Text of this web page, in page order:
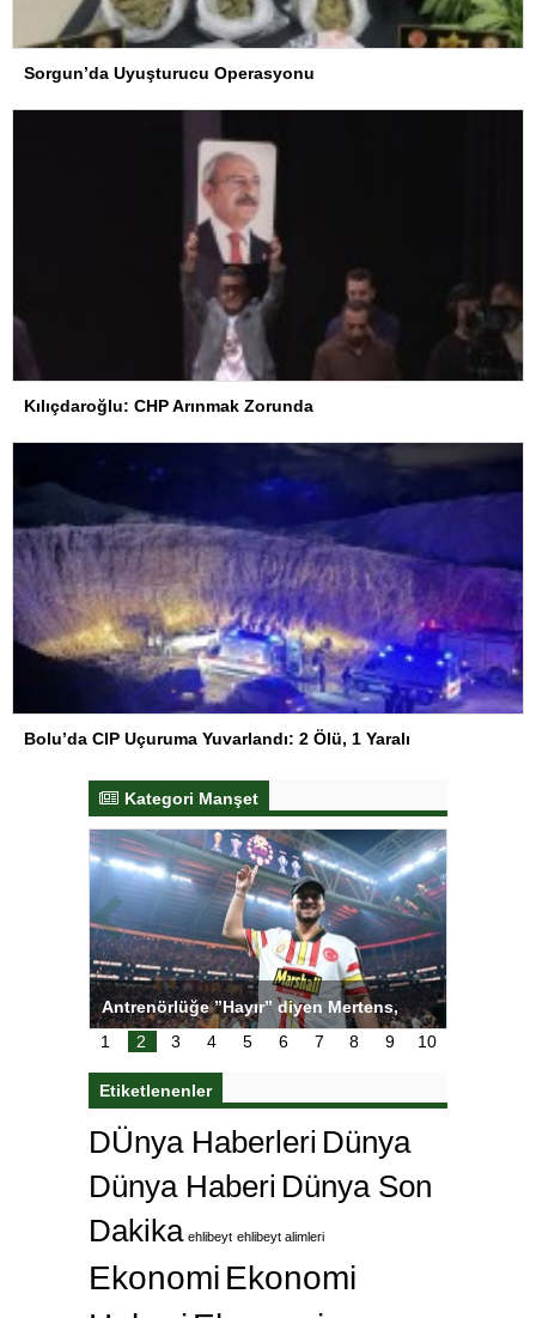
Sorgun’da Uyuşturucu Operasyonu
Kılıçdaroğlu: CHP Arınmak Zorunda
Bolu’da CIP Uçuruma Yuvarlandı: 2 Ölü, 1 Yaralı
Kategori Manşet
Antrenörlüğe ”Hayır” diyen Mertens,
Galatasaray’dan bakın ne istedi
1
2 3 4 5 6 7 8 9 10
Etiketlenenler
DÜnya Haberleri Dünya
Dünya Haberi Dünya Son
Dakika ehlibeyt ehlibeyt alimleri
Ekonomi Ekonomi